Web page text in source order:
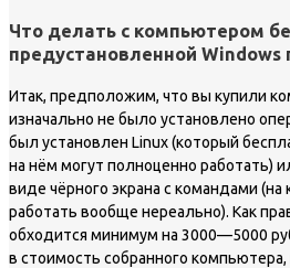
Что делать с компьютером
предустановленной Windows
Итак, предположим, что вы купили
изначально не было установлено
был установлен Linux (который
на нём могут полноценно работать)
виде чёрного экрана с командами
работать вообще нереально). Как
обходится минимум на 3000—5000
в стоимость собранного компьютера,